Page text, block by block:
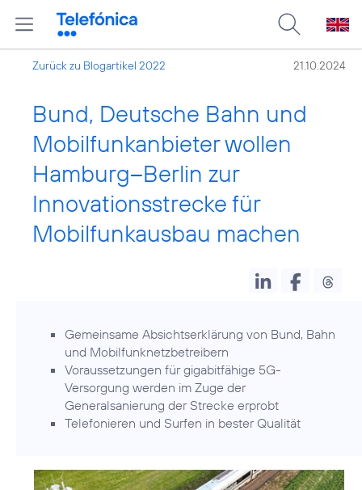
Zurück zu Blogartikel 2022 21.10.2024
Bund, Deutsche Bahn und
Mobilfunkanbieter wollen
Hamburg–Berlin zur
Innovationsstrecke für
Mobilfunkausbau machen
Gemeinsame Absichtserklärung von Bund, Bahn
und Mobilfunknetzbetreibern
Voraussetzungen für gigabitfähige 5G-
Versorgung werden im Zuge der
Generalsanierung der Strecke erprobt
Telefonieren und Surfen in bester Qualität